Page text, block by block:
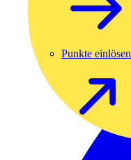
Punkte einlösen